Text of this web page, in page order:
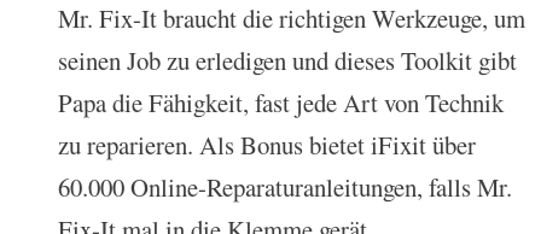
Mr. Fix-It braucht die richtigen Werkzeuge, um
seinen Job zu erledigen und dieses Toolkit gibt
Papa die Fähigkeit, fast jede Art von Technik
zu reparieren. Als Bonus bietet iFixit über
60.000 Online-Reparaturanleitungen, falls Mr.